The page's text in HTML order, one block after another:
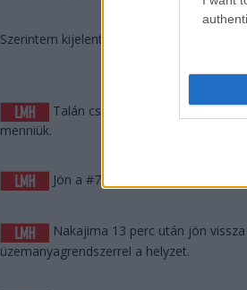
Szerintem kijelenthető, hogy nem fog esni.
Talán csak a páros befutó miatt
menniük.
Jön a #7-es is. A #8-as meg még
Nakajima 13 perc után jön
üzemanyagrendszerrel a helyzet.